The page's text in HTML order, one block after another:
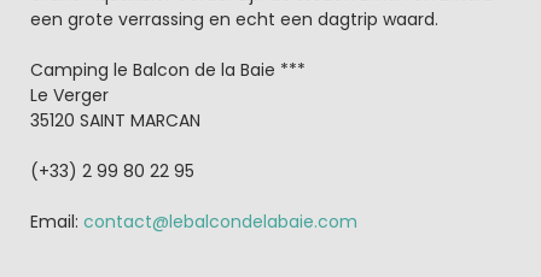
een grote verrassing en echt een dagtrip waard.
Camping le Balcon de la Baie ***
Le Verger
35120 SAINT MARCAN
(+33) 2 99 80 22 95
Email: contact@lebalcondelabaie.com